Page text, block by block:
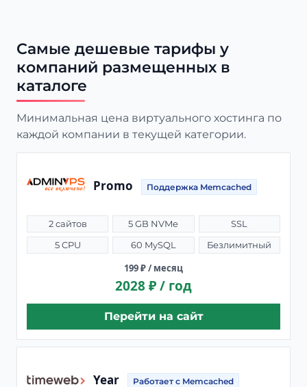
Самые дешевые тарифы у
компаний размещенных в
каталоге
Минимальная цена виртуального хостинга по
каждой компании в текущей категории.
Promo Поддержка Memcached
2 сайтов 5 GB NVMe
SSL
5 CPU
60 MySQL Безлимитный
199 ₽ / месяц
2028 ₽ / год
Перейти на сайт
Year Работает с Memcached